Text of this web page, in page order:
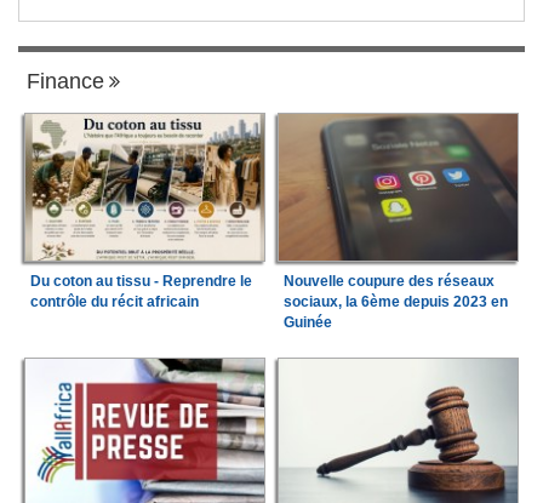
Finance
Du coton au tissu - Reprendre le
contrôle du récit africain
Nouvelle coupure des réseaux
sociaux, la 6ème depuis 2023 en
Guinée